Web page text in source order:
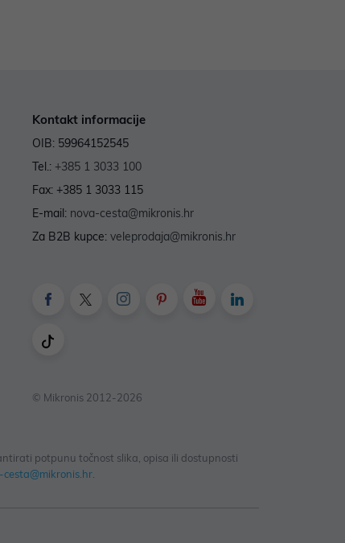
Kontakt informacije
OIB: 59964152545
Tel.: +385 1 3033 100
Fax: +385 1 3033 115
E-mail: nova-cesta@mikronis.hr
Za B2B kupce: veleprodaja@mikronis.hr
© Mikronis 2012-2026
potpunu točnost slika, opisa ili dostupnosti
cesta@mikronis.hr.